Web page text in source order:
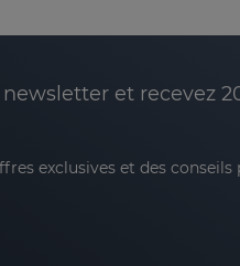
the same, which is
in areas such as
sunscreen. To prevent
et recevez
exclusives et des